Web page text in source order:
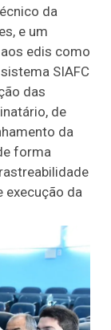
da
e um
edis como
SIAFC
das
de
da
forma
execução da